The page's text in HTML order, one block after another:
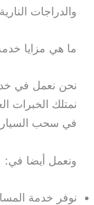
والدراجات
ما هي مزايا
نحن نعمل في
نمتلك الخبرات
في سحب
ونعمل أيضا في:
نوفر خدمة